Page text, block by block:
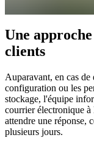
Une
clients
Auparavant, en cas de
configuration ou les
stockage, l'équipe
courrier électronique à
attendre une réponse,
plusieurs jours.